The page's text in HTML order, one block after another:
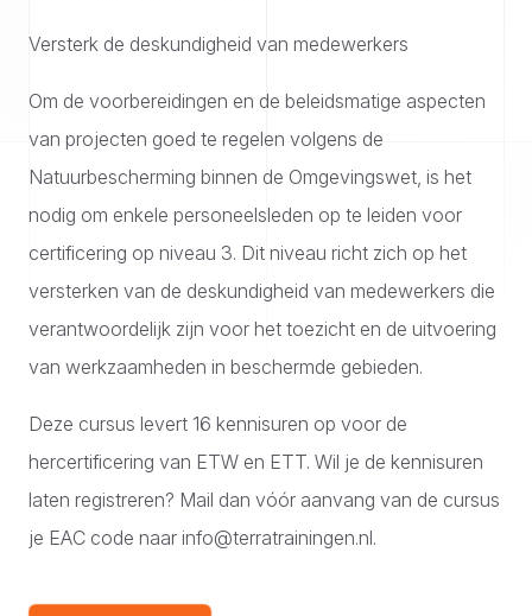
Versterk de deskundigheid van medewerkers
Om de voorbereidingen en de beleidsmatige aspecten
van projecten goed te regelen volgens de
Natuurbescherming binnen de Omgevingswet, is het
nodig om enkele personeelsleden op te leiden voor
certificering op niveau 3. Dit niveau richt zich op het
versterken van de deskundigheid van medewerkers die
verantwoordelijk zijn voor het toezicht en de uitvoering
van werkzaamheden in beschermde gebieden.
Deze cursus levert 16 kennisuren op voor de
hercertificering van ETW en ETT. Wil je de kennisuren
laten registreren? Mail dan vóór aanvang van de cursus
je EAC code naar info@terratrainingen.nl.